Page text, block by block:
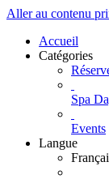
Aller au contenu
Accueil
Catégories
Spa
Events
Langue